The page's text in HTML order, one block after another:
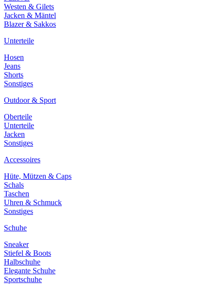
Westen & Gilets
Jacken & Mäntel
Blazer & Sakkos
Unterteile
Hosen
Jeans
Shorts
Sonstiges
Outdoor & Sport
Oberteile
Unterteile
Jacken
Sonstiges
Accessoires
Hüte, Mützen & Caps
Schals
Taschen
Uhren & Schmuck
Sonstiges
Schuhe
Sneaker
Stiefel & Boots
Halbschuhe
Elegante Schuhe
Sportschuhe